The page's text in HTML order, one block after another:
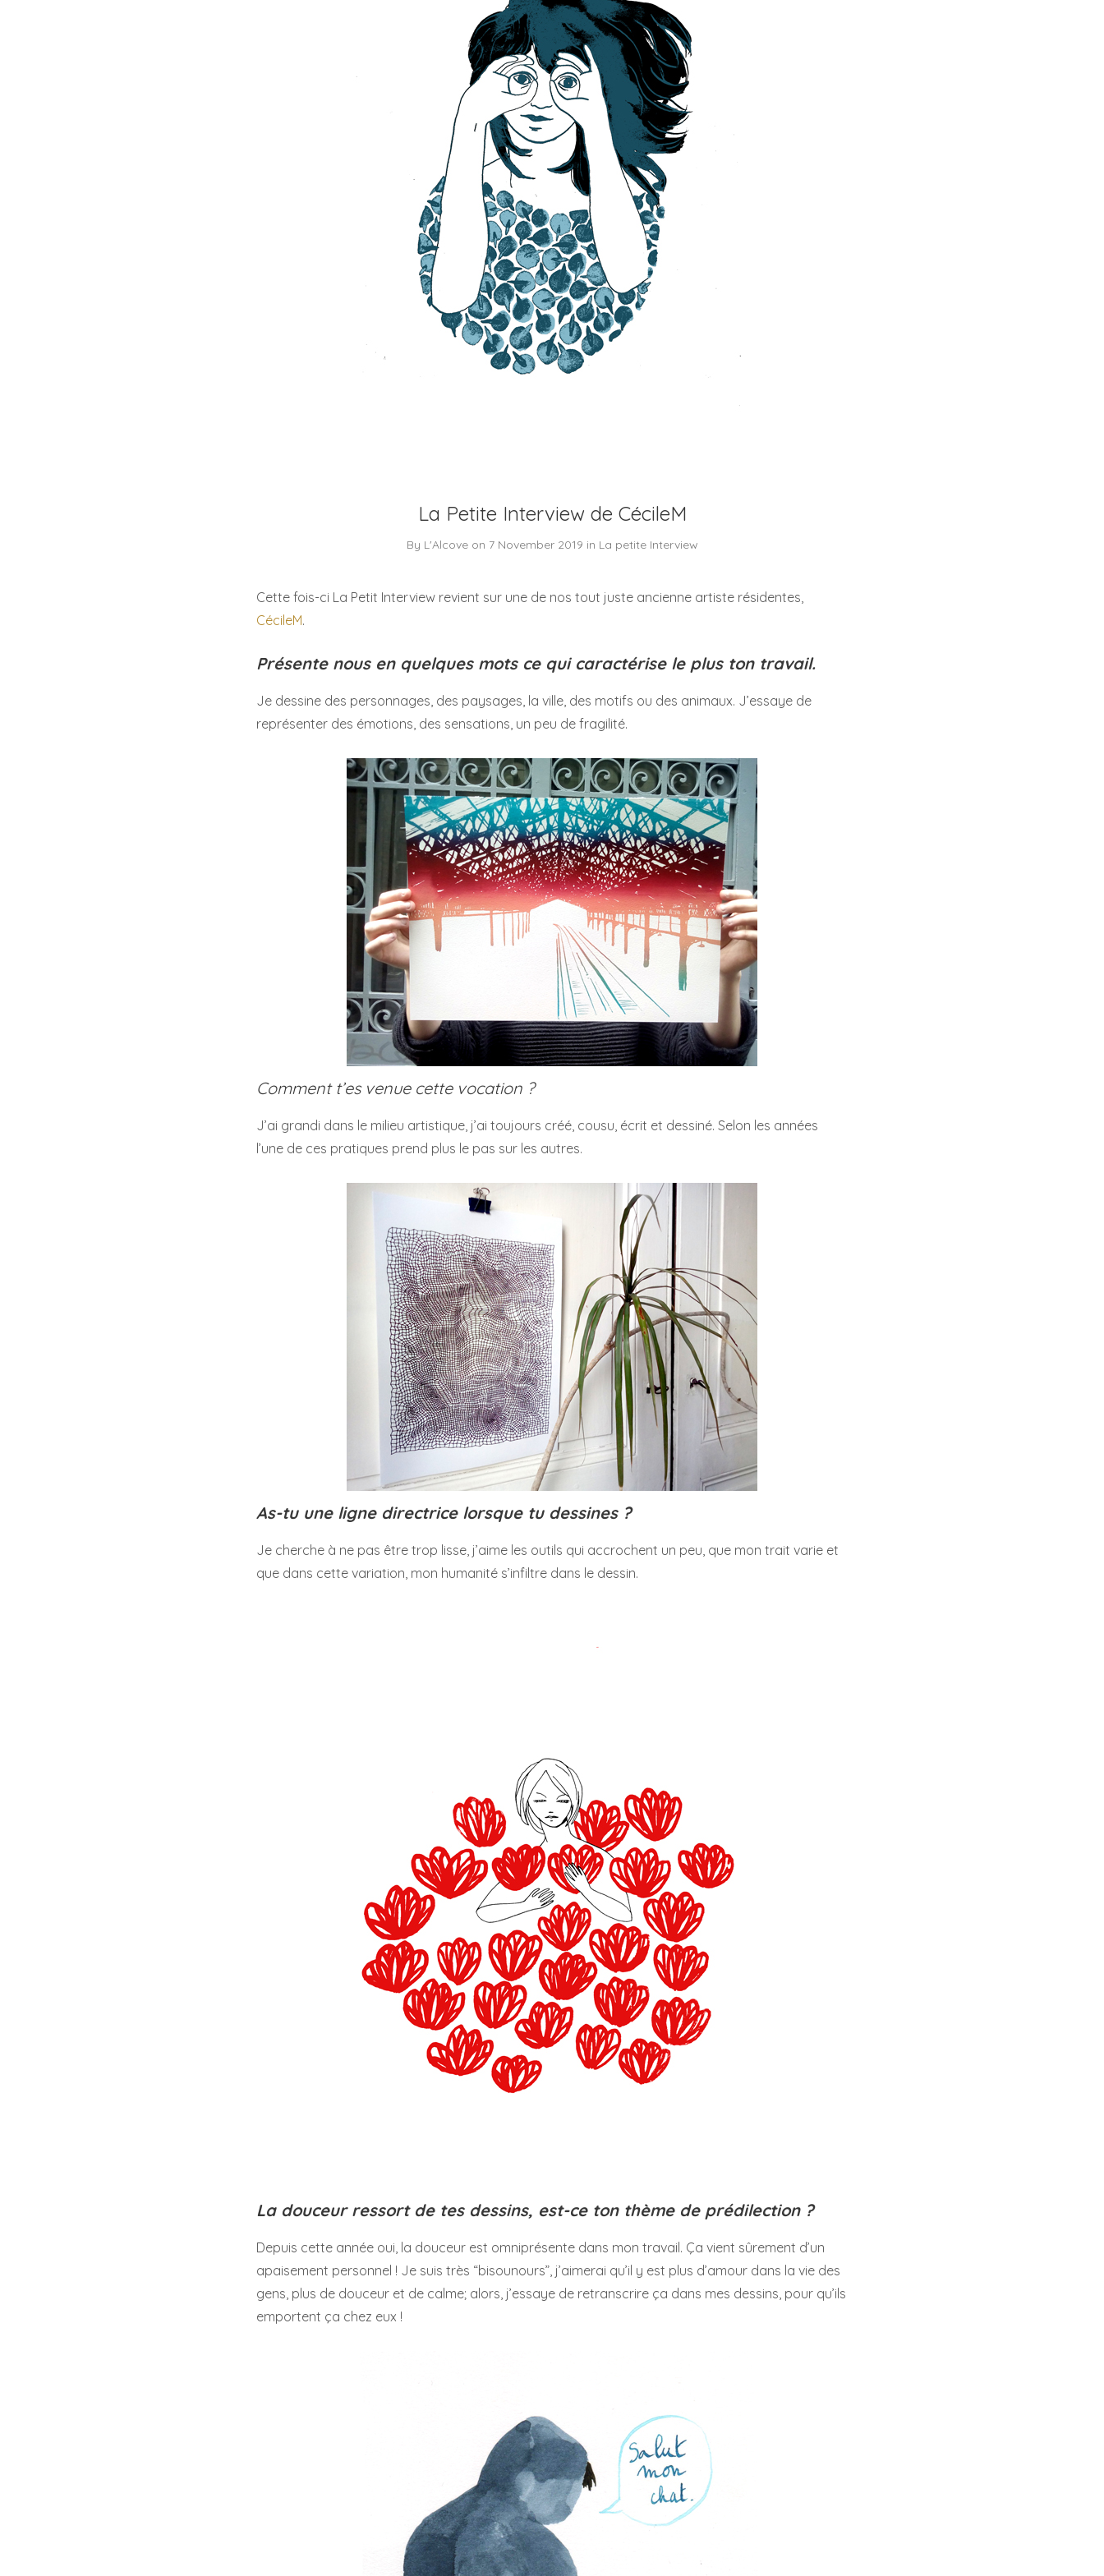
La Petite Interview de CécileM
By L'Alcoveon 7 November 2019 in La petite Interview
Cette fois-ci La Petit Interview revient sur une de nos tout juste ancienne artiste résidentes,
CécileM.
Présente nous en quelques mots ce qui caractérise le plus ton travail.
Je dessine des personnages, des paysages, la ville, des motifs ou des animaux. J’essaye de
représenter des émotions, des sensations, un peu de fragilité.
Comment t’es venue cette vocation ?
J’ai grandi dans le milieu artistique, j’ai toujours créé, cousu, écrit et dessiné. Selon les années
l’une de ces pratiques prend plus le pas sur les autres.
As-tu une ligne directrice lorsque tu dessines ?
Je cherche à ne pas être trop lisse, j’aime les outils qui accrochent un peu, que mon trait varie et
que dans cette variation, mon humanité s’infiltre dans le dessin.
La douceur ressort de tes dessins, est-ce ton thème de prédilection ?
Depuis cette année oui, la douceur est omniprésente dans mon travail. Ça vient sûrement d’un
apaisement personnel ! Je suis très “bisounours”, j’aimerai qu’il y est plus d’amour dans la vie des
gens, plus de douceur et de calme; alors, j’essaye de retranscrire ça dans mes dessins, pour qu’ils
emportent ça chez eux !